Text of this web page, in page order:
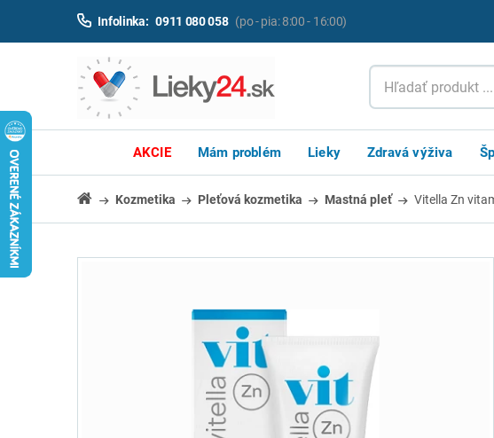
Infolinka: 0911 080 058 (po - pia: 8:00 - 16:00)
AKCIE Mám problém Lieky Zdravá výživa
Kozmetika Pleťová kozmetika Mastná pleť Vitella Zn